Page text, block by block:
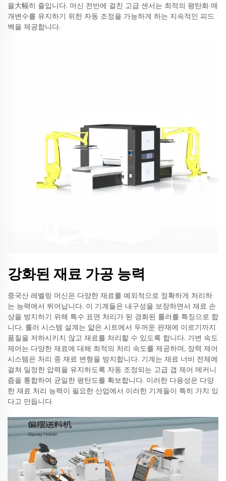
을大幅히 줄입니다. 머신 전반에 걸친 고급 센서는 최적의 평탄화 매
개변수를 유지하기 위한 자동 조정을 가능하게 하는 지속적인 피드
백을 제공합니다.
강화된 재료 가공 능력
중국산 레벨링 머신은 다양한 재료를 예외적으로 정확하게 처리하
는 능력에서 뛰어납니다. 이 기계들은 내구성을 보장하면서 재료 손
상을 방지하기 위해 특수 표면 처리가 된 경화된 롤러를 특징으로 합
니다. 롤러 시스템 설계는 얇은 시트에서 두꺼운 판재에 이르기까지
품질을 저하시키지 않고 재료를 처리할 수 있도록 합니다. 가변 속도
제어는 다양한 재료에 대해 최적의 처리 속도를 제공하며, 장력 제어
시스템은 처리 중 재료 변형을 방지합니다. 기계는 재료 너비 전체에
걸쳐 일정한 압력을 유지하도록 자동 조정되는 고급 갭 제어 메커니
즘을 통합하여 균일한 평탄도를 확보합니다. 이러한 다용성은 다양
한 재료 처리 능력이 필요한 산업에서 이러한 기계들이 특히 가치 있
다고 만듭니다.